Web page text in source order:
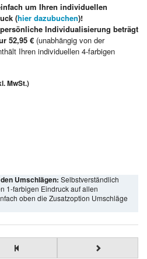
um Ihren individuellen
(hier dazubuchen)!
Individualisierung beträgt
52,95 € (unabhängig von der
Ihren individuellen 4-farbigen
MwSt.)
Umschlägen: Selbstverständlich
1-farbigen Eindruck auf allen
oben die Zusatzoption Umschläge